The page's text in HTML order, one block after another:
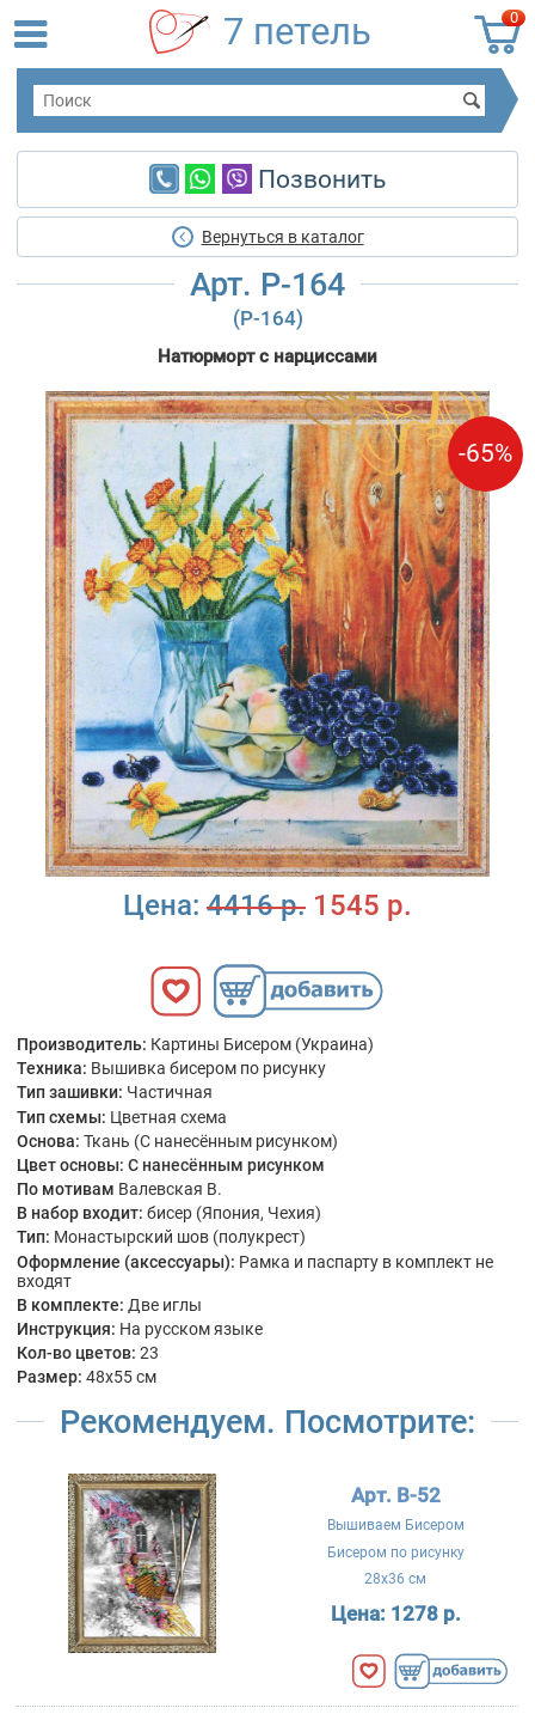
0
7 петель
Позвонить
Вернуться в каталог
Арт. P-164
(Р-164)
Натюрморт с нарциссами
-65%
Цена: 4416 р. 1545 р.
Производитель: Картины Бисером (Украина)
Техника: Вышивка бисером по рисунку
Тип зашивки: Частичная
Тип схемы: Цветная схема
Основа: Ткань (С нанесённым рисунком)
Цвет основы: С нанесённым рисунком
По мотивам Валевская В.
В набор входит: бисер (Япония, Чехия)
Тип: Монастырский шов (полукрест)
Оформление (аксессуары): Рамка и паспарту в комплект не
входят
В комплекте: Две иглы
Инструкция: На русском языке
Кол-во цветов: 23
Размер: 48x55 см
Рекомендуем. Посмотрите:
Арт. B-52
Вышиваем Бисером
Бисером по рисунку
28x36 см
Цена: 1278 р.